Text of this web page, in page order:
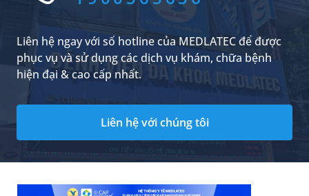
Liên hệ ngay với số hotline của MEDLATEC để được
phục vụ và sử dụng các dịch vụ khám, chữa bệnh
hiện đại & cao cấp nhất.
Liên hệ với chúng tôi